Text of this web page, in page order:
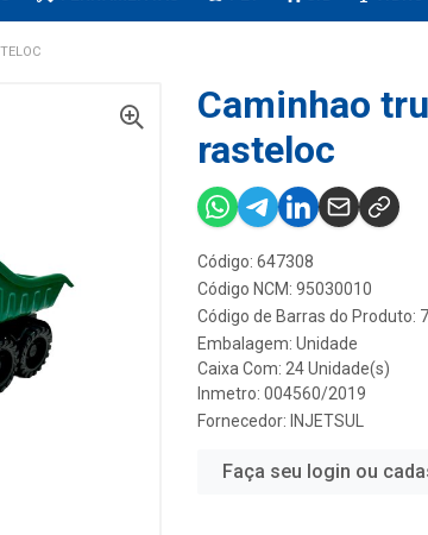
Caminhao
rasteloc
Código: 647308
Código NCM: 95030010
Código de Barras do Produto:
Embalagem: Unidade
Caixa Com: 24 Unidade(s)
Inmetro: 004560/2019
Fornecedor: INJETSUL
Faça seu login ou